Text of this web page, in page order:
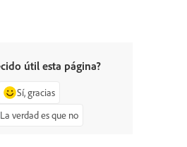
útil esta página?
Sí, gracias
La verdad es que no